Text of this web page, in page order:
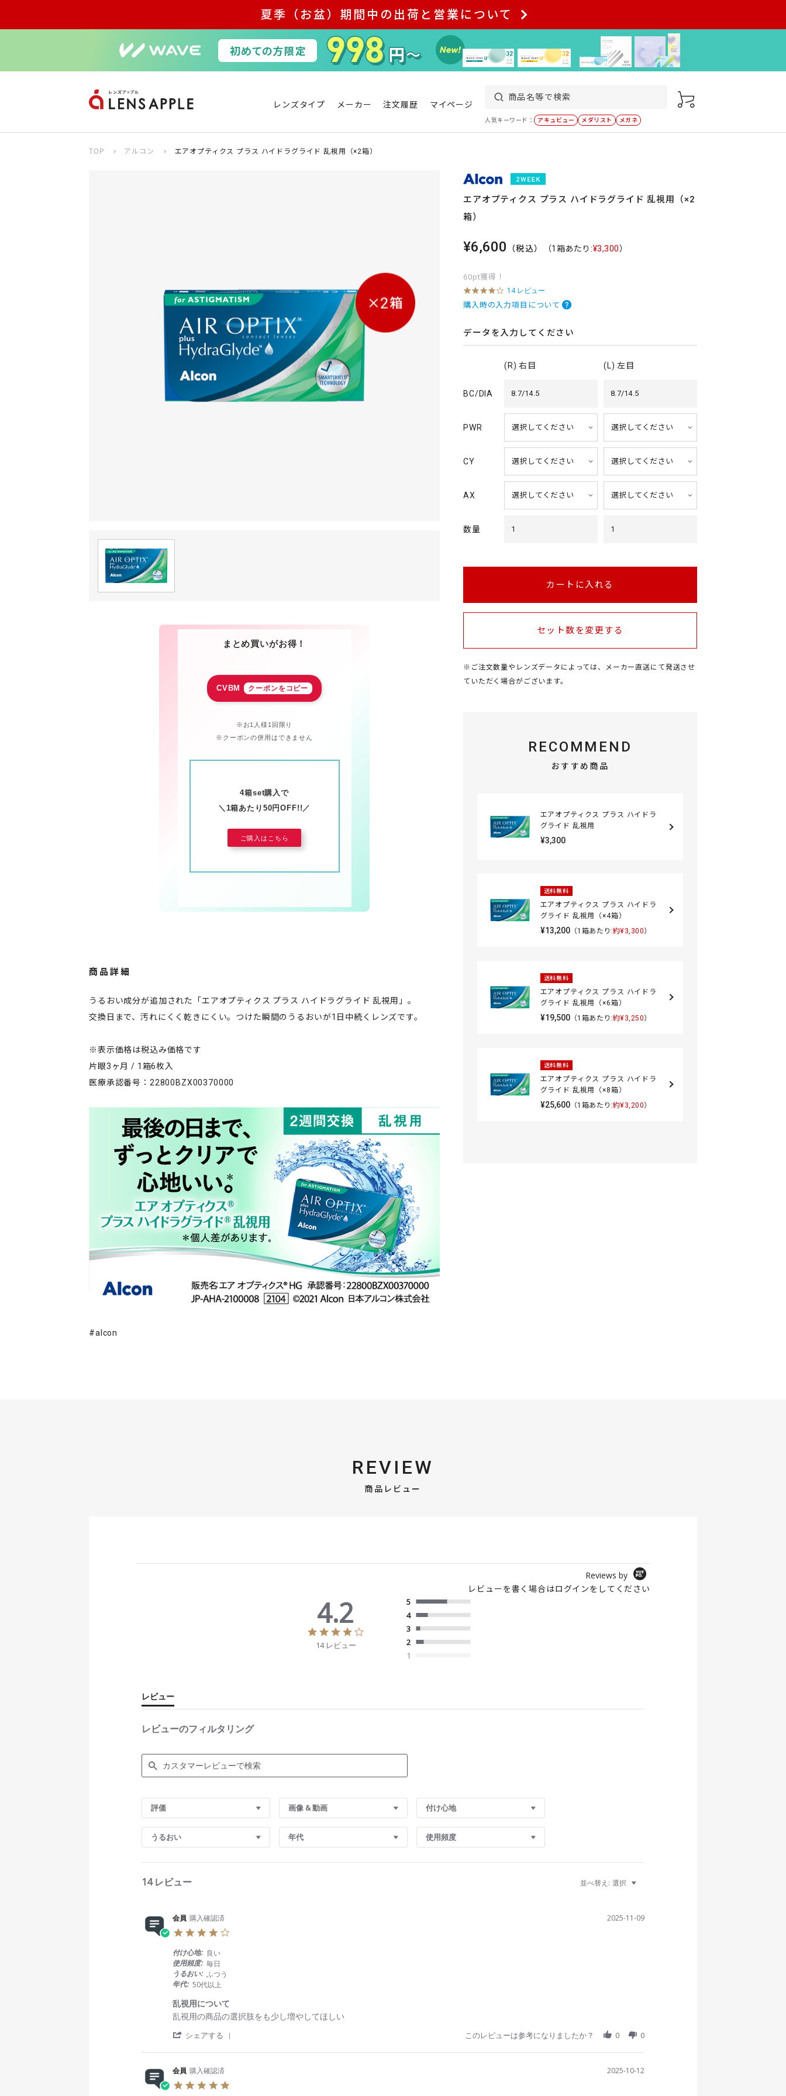
夏季（お盆）期間中の出荷と営業について
レンズタイプ メーカー 注文履歴 マイページ
人気キーワード： アキュビュー メダリスト メガネ
TOP アルコン エアオプティクス プラス ハイドラグライド 乱視用（×2箱）
まとめ買いがお得！
CVBM クーポンをコピー
※お1人様1回限り
※クーポンの併用はできません
4箱set購入で
＼1箱あたり50円OFF!!／
ご購入はこちら
商品詳細
うるおい成分が追加された「エアオプティクス プラス ハイドラグライド 乱視用」。
交換日まで、汚れにくく乾きにくい。つけた瞬間のうるおいが1日中続くレンズです。
※表示価格は税込み価格です
片眼3ヶ月 / 1箱6枚入
医療承認番号：22800BZX00370000
#alcon
エアオプティクス プラス ハイドラグライド 乱視用（×2
箱）
¥6,600 （税込） （1箱あたり:¥3,300）
60pt獲得！
4
.
2
t
r
a
14 レビュー
購入時の入力項目について
データを入力してください
(R) 右目 (L) 左目
BC/DIA 8.7/14.5 8.7/14.5
PWR
CY
AX
数量 1 1
カートに入れる
セット数を変更する
※ご注文数量やレンズデータによっては、メーカー直送にて発送させ
ていただく場合がございます。
RECOMMEND
おすすめ商品
エアオプティクス プラス ハイドラ
グライド 乱視用
¥3,300
送料無料
エアオプティクス プラス ハイドラ
グライド 乱視用（×4箱）
¥13,200（1箱あたり:約¥3,300）
送料無料
エアオプティクス プラス ハイドラ
グライド 乱視用（×6箱）
¥19,500（1箱あたり:約¥3,250）
送料無料
エアオプティクス プラス ハイドラ
グライド 乱視用（×8箱）
¥25,600（1箱あたり:約¥3,200）
REVIEW
商品レビュー
レビューを書く場合はログインをしてください
Reviews by
4.2
a
14 レビュー
5
4
3
2
1
レビュー
レビューのフィルタリング
e
評価 画像 & 動画 付け心地
うるおい 年代 使用頻度
14 レビュー 並べ替え: 選択
会員 購入確認済
a
t
g
付け心地: 良い
使用頻度: 毎日
うるおい: ふつう
年代: 50代以上
2025-11-09
乱視用について
R
v
e
w
b
y
r
v
e
w
s
t
乱視用の商品の選択肢をも少し増やしてほしい
シェアする
h
このレビューは参考になりましたか？ 0 0
会員 購入確認済 2025-10-12